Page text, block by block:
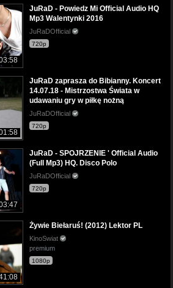
JuRaD - Powiedz Mi Official Audio HQ
Mp3 Walentynki 2016
JuRaDOfficial
720p
JuRaD zaprasza do Bibianny. Koncert
14.07.18 - Mistrzostwa Świata w
udawaniu gry w piłkę nożną
JuRaDOfficial
720p
JuRaD - SPOJRZENIE ' Official Audio
(Full Mp3) HQ. Disco Polo
JuRaDOfficial
720p
Żywie Biełaruś! (2012) Lektor PL
KinoSwiat
premium
1080p